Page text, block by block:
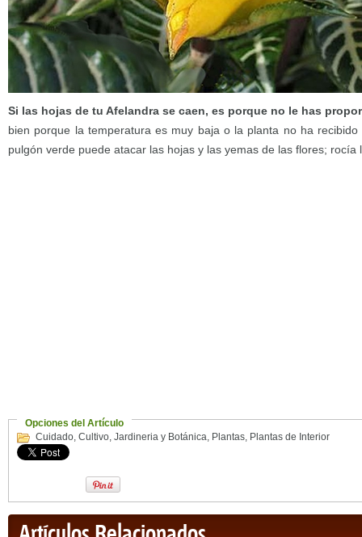
Si las hojas de tu Afelandra se caen, es porque no le has
bien porque la temperatura es muy baja o la planta no ha
pulgón verde puede atacar las hojas y las yemas de las flores; rocía
Opciones del Artículo
Cuidado, Cultivo, Jardineria y Botánica, Plantas, Plantas de Interior